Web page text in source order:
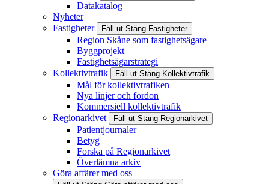
Datakatalog
Nyheter
Fastigheter
Fäll ut Stäng Fastigheter
Region Skåne som fastighetsägare
Byggprojekt
Fastighetsägarstrategi
Kollektivtrafik
Fäll ut Stäng Kollektivtrafik
Mål för kollektivtrafiken
Nya linjer och fordon
Kommersiell kollektivtrafik
Regionarkivet
Fäll ut Stäng Regionarkivet
Patientjournaler
Betyg
Forska på Regionarkivet
Överlämna arkiv
Göra affärer med oss